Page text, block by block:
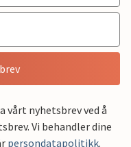
vårt nyhetsbrev ved å
Vi behandler dine
persondatapolitikk.